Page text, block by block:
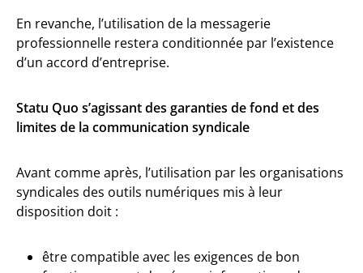
En revanche, l’utilisation de la messagerie
professionnelle restera conditionnée par l’existence
d’un accord d’entreprise.
Statu Quo s’agissant des garanties de fond et des
limites de la communication syndicale
Avant comme après, l’utilisation par les organisations
syndicales des outils numériques mis à leur
disposition doit :
être compatible avec les exigences de bon